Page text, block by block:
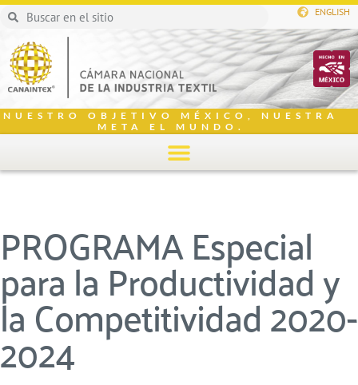
ENGLISH
NUESTRO OBJETIVO MÉXICO, NUESTRA
META EL MUNDO.
PROGRAMA Especial
para la Productividad y
la Competitividad 2020-
2024